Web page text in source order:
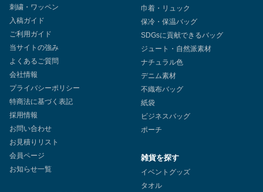
刺繍・ワッペン
入稿ガイド
ご利用ガイド
当サイトの強み
よくあるご質問
会社情報
プライバシーポリシー
特商法に基づく表記
採用情報
お問い合わせ
お見積りリスト
会員ページ
お知らせ一覧
巾着・リュック
保冷・保温バッグ
SDGsに貢献できるバッグ
ジュート・自然派素材
ナチュラル色
デニム素材
不織布バッグ
紙袋
ビジネスバッグ
ポーチ
雑貨を探す
イベントグッズ
タオル